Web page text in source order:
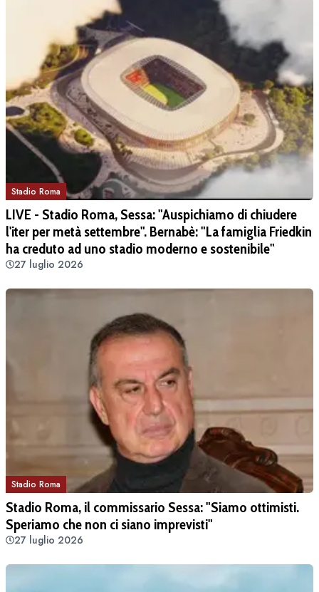
Stadio Roma
LIVE - Stadio Roma, Sessa: "Auspichiamo di chiudere
l'iter per metà settembre". Bernabè: "La famiglia Friedkin
ha creduto ad uno stadio moderno e sostenibile"
27 luglio 2026
Stadio Roma
Stadio Roma, il commissario Sessa: "Siamo ottimisti.
Speriamo che non ci siano imprevisti"
27 luglio 2026